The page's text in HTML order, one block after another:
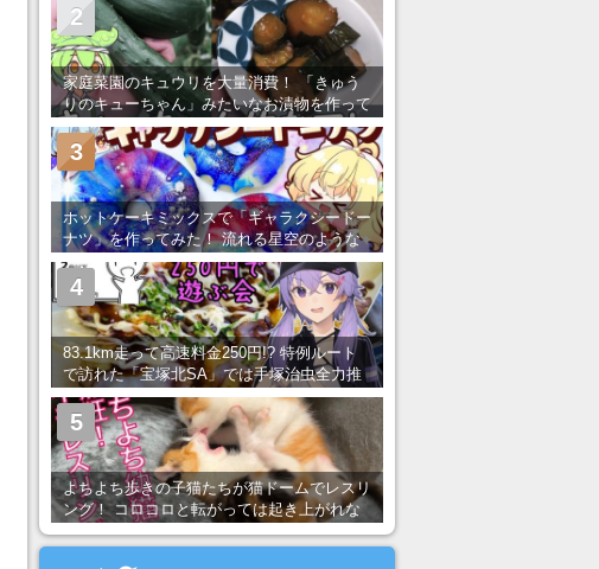
出しを利用し8/9から1週間にわたって開催
家庭菜園のキュウリを大量消費！ 「きゅう
りのキューちゃん」みたいなお漬物を作って
みた
2
ホットケーキミックスで「ギャラクシードー
ナツ」を作ってみた！ 流れる星空のような
レンチン・レシピを紹介
3
83.1km走って高速料金250円!? 特例ルート
で訪れた「宝塚北SA」では手塚治虫全力推
し＆関西グルメが楽しめる！
4
よちよち歩きの子猫たちが猫ドームでレスリ
ング！ コロコロと転がっては起き上がれな
5